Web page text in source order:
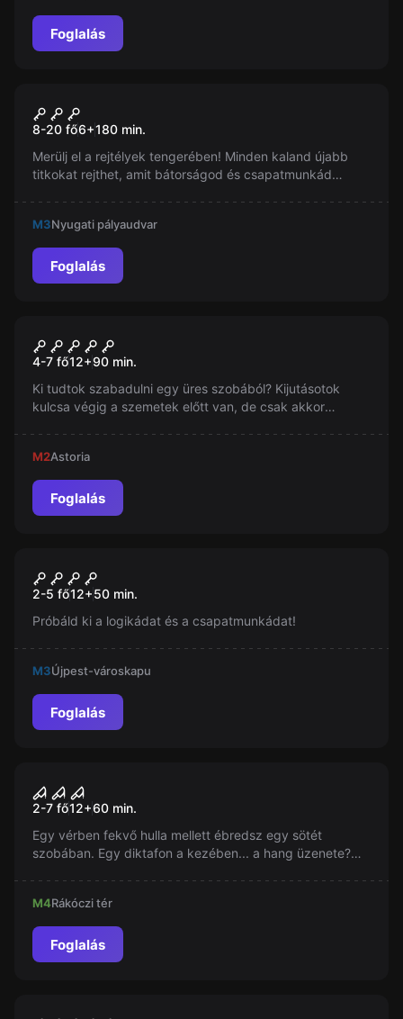
Foglalás
Új
A Nyomozóhajó
8-20 fő6+180 min.
Merülj el a rejtélyek tengerében! Minden kaland újabb
titkokat rejthet, amit bátorságod és csapatmunkád
megfejtsétek a tenger mélyének rejtvényeit!
M3Nyugati pályaudvar
Foglalás
White Mission
4-7 fő12+90 min.
Ki tudtok szabadulni egy üres szobából? Kijutásotok
kulcsa végig a szemetek előtt van, de csak akkor
szoba...
M2Astoria
Foglalás
Új
Szabadulószoba 1
2-5 fő12+50 min.
Próbáld ki a logikádat és a csapatmunkádat!
M3Újpest-városkapu
Foglalás
Fűrész, az Igazi
2-7 fő12+60 min.
Egy vérben fekvő hulla mellett ébredsz egy sötét
szobában. Egy diktafon a kezében... a hang üzenete?
szobából 60 percen belül?
M4Rákóczi tér
Foglalás